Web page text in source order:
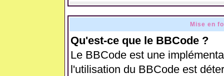
Mise en
Qu'est-ce que le BBCode ?
Le BBCode est une
l'utilisation du BBCode est